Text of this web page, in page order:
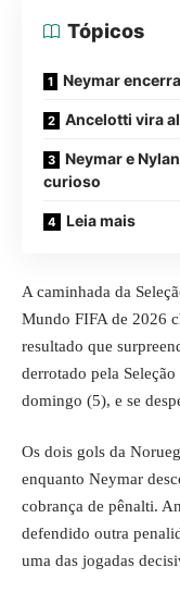
Tópicos
Neymar
Ancelotti vira
Neymar e
curioso
Leia mais
A caminhada da
Mundo FIFA de 2026
resultado que
derrotado pela
domingo (5), e se
Os dois gols da
enquanto Neymar
cobrança de pênalti.
defendido outra
uma das jogadas